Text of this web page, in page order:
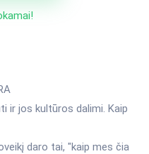
ir jos kultūros dalimi. Kaip
daro tai, "kaip mes čia